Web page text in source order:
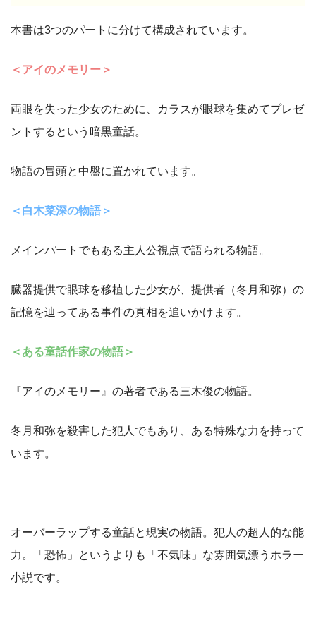
本書は3つのパートに分けて構成されています。
＜アイのメモリー＞
両眼を失った少女のために、カラスが眼球を集めてプレゼ
ントするという暗黒童話。
物語の冒頭と中盤に置かれています。
＜白木菜深の物語＞
メインパートでもある主人公視点で語られる物語。
臓器提供で眼球を移植した少女が、提供者（冬月和弥）の
記憶を辿ってある事件の真相を追いかけます。
＜ある童話作家の物語＞
『アイのメモリー』の著者である三木俊の物語。
冬月和弥を殺害した犯人でもあり、ある特殊な力を持って
います。
オーバーラップする童話と現実の物語。犯人の超人的な能
力。「恐怖」というよりも「不気味」な雰囲気漂うホラー
小説です。